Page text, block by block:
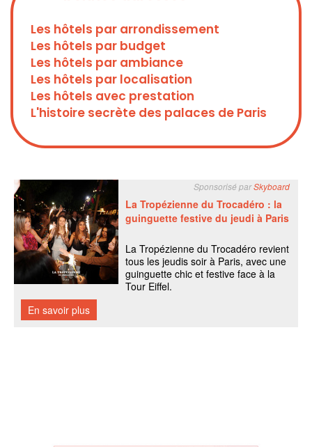
Les hôtels par arrondissement
Les hôtels par budget
Les hôtels par ambiance
Les hôtels par localisation
Les hôtels avec prestation
L'histoire secrète des palaces de Paris